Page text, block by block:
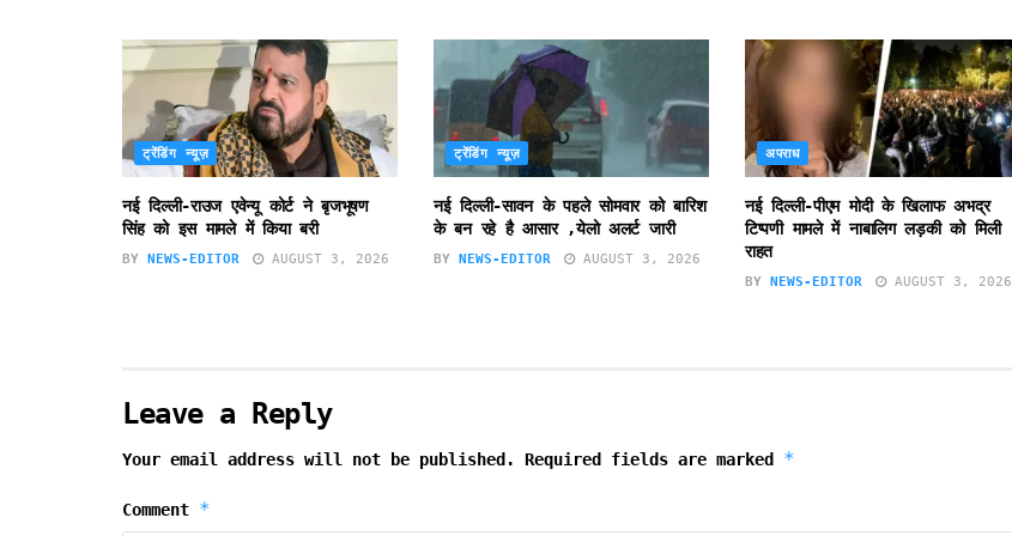
ट्रेंडिंग न्यूज़
नई दिल्ली-राउज एवेन्यू कोर्ट ने बृजभूषण
सिंह को इस मामले में किया बरी
BY NEWS-EDITOR AUGUST 3, 2026
ट्रेंडिंग न्यूज़
नई दिल्ली-सावन के पहले सोमवार को बारिश
के बन रहे है आसार ,येलो अलर्ट जारी
BY NEWS-EDITOR AUGUST 3, 2026
अपराध
नई दिल्ली-पीएम मोदी के खिलाफ अभद्र
टिप्पणी मामले में नाबालिग लड़की को मिली
राहत
BY NEWS-EDITOR AUGUST 3, 2026
Leave a Reply
Your email address will not be published. Required fields are marked *
Comment *